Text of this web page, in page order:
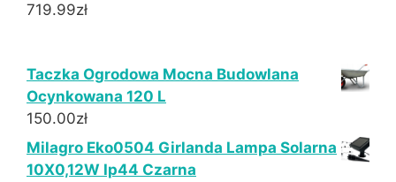
719.99zł
Taczka Ogrodowa Mocna Budowlana
Ocynkowana 120 L
150.00zł
Milagro Eko0504 Girlanda Lampa Solarna
10X0,12W Ip44 Czarna